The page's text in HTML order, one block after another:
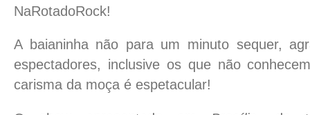
NaRotadoRock!
A baianinha não para um minuto sequer,
espectadores, inclusive os que não
carisma da moça é espetacular!